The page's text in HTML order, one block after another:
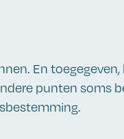
En
punten soms